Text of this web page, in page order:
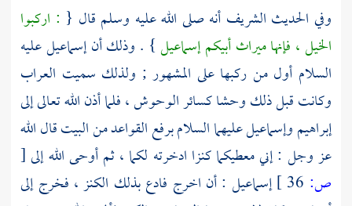
وفي الحديث الشريف أنه صلى الله عليه وسلم قال { : اركبوا
الخيل ، فإنها ميراث أبيكمإسماعيل} . وذلك أنإسماعيلعليه
السلام أول من ركبها على المشهور ; ولذلك سميت العراب
وكانت قبل ذلك وحشا كسائر الوحوش ، فلما أذن الله تعالى إلى
إبراهيموإسماعيلعليهما السلام برفع القواعد منالبيتقال الله
عز وجل : إني معطيكما كنزا ادخرته لكما ، ثم أوحى الله إلى[
ص:
إسماعيل : أن اخرج فادع بذلك الكنز ، فخرج إلى